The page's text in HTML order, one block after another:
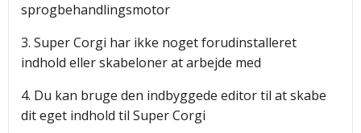
sprogbehandlingsmotor
3. Super Corgi har ikke noget forudinstalleret
indhold eller skabeloner at arbejde med
4. Du kan bruge den indbyggede editor til at skabe
dit eget indhold til Super Corgi